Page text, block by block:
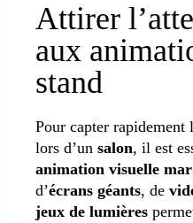
Attirer
aux
stand
Pour capter rapidement
lors d’un salon, il est
animation visuelle
d’écrans géants, de
jeux de lumières